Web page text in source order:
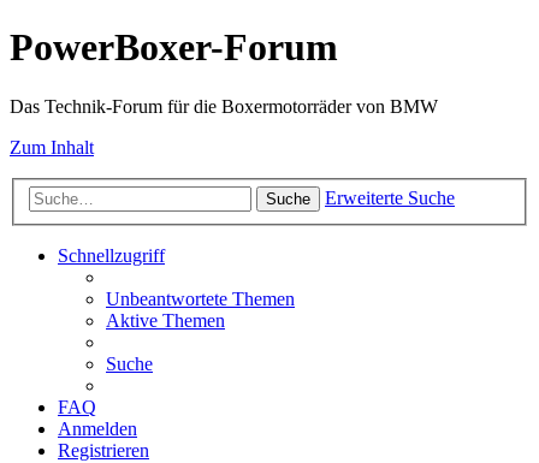
PowerBoxer-Forum
Das Technik-Forum für die Boxermotorräder von BMW
Zum Inhalt
Suche Erweiterte Suche
Schnellzugriff
Unbeantwortete Themen
Aktive Themen
Suche
FAQ
Anmelden
Registrieren